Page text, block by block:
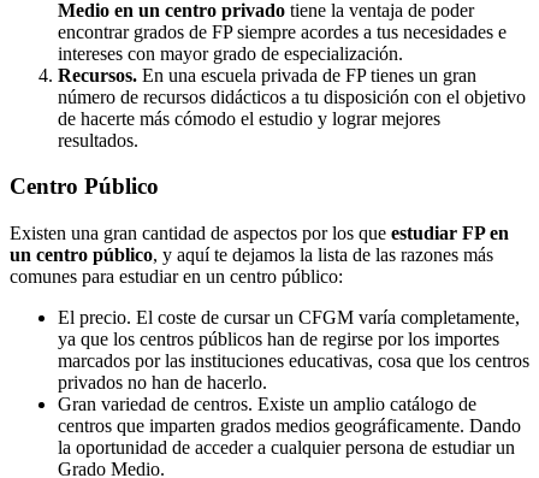
Medio en un centro privado tiene la ventaja de poder
encontrar grados de FP siempre acordes a tus necesidades e
intereses con mayor grado de especialización.
Recursos. En una escuela privada de FP tienes un gran
número de recursos didácticos a tu disposición con el objetivo
de hacerte más cómodo el estudio y lograr mejores
resultados.
Centro Público
Existen una gran cantidad de aspectos por los que estudiar FP en
un centro público, y aquí te dejamos la lista de las razones más
comunes para estudiar en un centro público:
El precio. El coste de cursar un CFGM varía completamente,
ya que los centros públicos han de regirse por los importes
marcados por las instituciones educativas, cosa que los centros
privados no han de hacerlo.
Gran variedad de centros. Existe un amplio catálogo de
centros que imparten grados medios geográficamente. Dando
la oportunidad de acceder a cualquier persona de estudiar un
Grado Medio.